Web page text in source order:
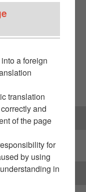
a foreign
translation
and
of the page
for
by using
in